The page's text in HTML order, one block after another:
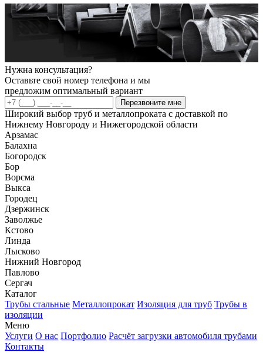
Нужна консультация?
Оставьте свой номер телефона и мы
предложим оптимальный вариант
Перезвоните мне
Широкий выбор труб и металлопроката с доставкой по
Нижнему Новгороду и Нижегородской области
Арзамас
Балахна
Богородск
Бор
Ворсма
Выкса
Городец
Дзержинск
Заволжье
Кстово
Линда
Лысково
Нижний Новгород
Павлово
Сергач
Каталог
Трубы стальные Металлопрокат Изоляция для труб Трубы в
изоляции
Меню
Услуги О нас Портфолио Расчёт загрузки автомобиля трубами
Контакты